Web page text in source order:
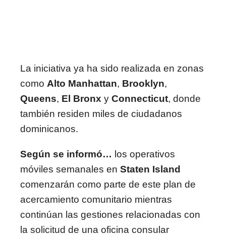
La iniciativa ya ha sido realizada en zonas
como Alto Manhattan, Brooklyn,
Queens, El Bronx y Connecticut, donde
también residen miles de ciudadanos
dominicanos.
Según se informó… los operativos
móviles semanales en Staten Island
comenzarán como parte de este plan de
acercamiento comunitario mientras
continúan las gestiones relacionadas con
la solicitud de una oficina consular